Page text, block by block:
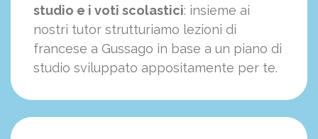
studio e i voti scolastici: insieme ai
nostri tutor strutturiamo lezioni di
francese a Gussago in base a un piano di
studio sviluppato appositamente per te.